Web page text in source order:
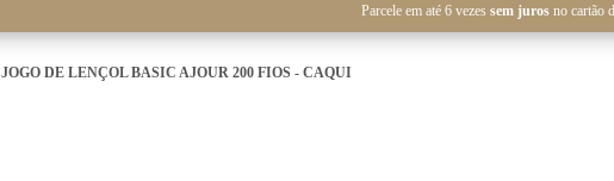
Parcele em até 6 vezes sem juros no cartão
JOGO DE LENÇOL BASIC AJOUR 200 FIOS - CAQUI